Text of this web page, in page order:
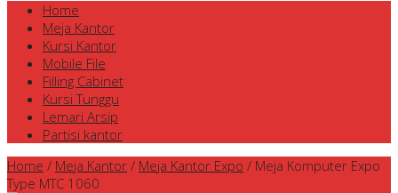
Home
Meja Kantor
Kursi Kantor
Mobile File
Filling Cabinet
Kursi Tunggu
Lemari Arsip
Partisi kantor
Home / Meja Kantor / Meja Kantor Expo / Meja Komputer Expo
Type MTC 1060